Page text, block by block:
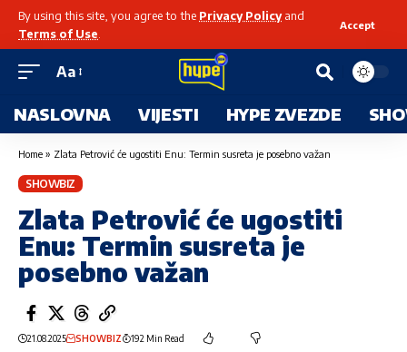
By using this site, you agree to the Privacy Policyand
Terms of Use
Accept
Aa
NASLOVNA VIJESTI HYPE ZVEZDE
Home » Zlata Petrović će ugostiti Enu: Termin susreta je posebno važan
SHOWBIZ
Zlata Petrović će ugostiti
Enu: Termin susreta je
posebno važan
21.08.2025 SHOWBIZ 192 Min Read